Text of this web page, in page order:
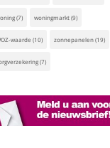
(7) woningmarkt(9)
waarde (10) zonnepanelen(19)
(7)
hypotheek na uw